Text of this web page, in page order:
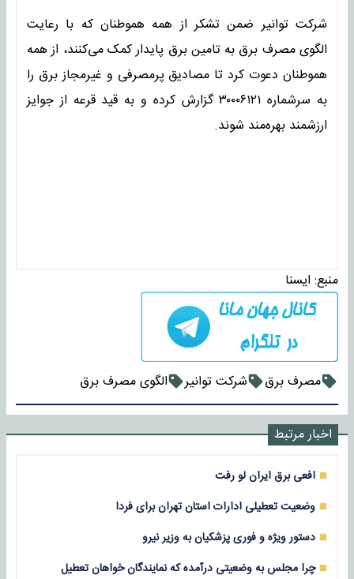
شرکت توانیر ضمن تشکر از همه هموطنان که با رعایت
الگوی مصرف برق به تامین برق پایدار کمک می‌کنند، از همه
هموطنان دعوت کرد تا مصادیق پرمصرفی و غیرمجاز برق را
به سرشماره ۳۰۰۰۶۱۲۱ گزارش کرده و به قید قرعه از جوایز
ارزشمند بهره‌مند شوند.
منبع: ايسنا
مصرف برق شرکت توانیر الگوی مصرف برق
اخبار مرتبط
افعی برق ایران لو رفت
وضعیت تعطیلی ادارات استان تهران برای فردا
دستور ویژه و فوری پزشکیان به وزیر نیرو
چرا مجلس به وضعیتی درآمده که نمایندگان خواهان تعطیل